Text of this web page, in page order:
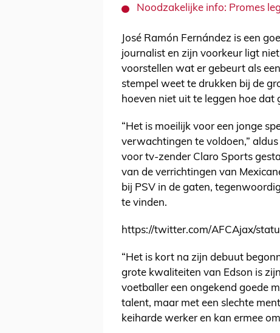
Noodzakelijke info: Promes
José Ramón Fernández is een
journalist en zijn voorkeur ligt
voorstellen wat er gebeurt als
stempel weet te drukken bij de
hoeven niet uit te leggen hoe
“Het is moeilijk voor een jonge
verwachtingen te voldoen,”
voor tv-zender Claro Sports
van de verrichtingen van
bij PSV in de gaten,
te vinden.
https://twitter.com/AFCAjax/
“Het is kort na zijn debuut
grote kwaliteiten van Edson is
voetballer een ongekend goede
talent, maar met een slechte
keiharde werker en kan ermee